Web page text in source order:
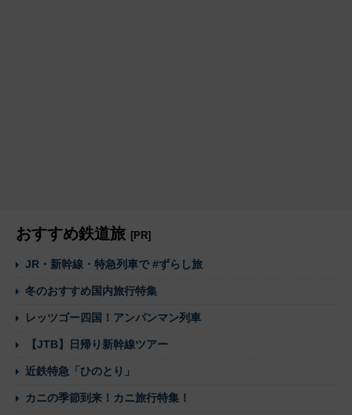
おすすめ鉄道旅 [PR]
JR・新幹線・特急列車で #ずらし旅
冬のおすすめ国内旅行特集
レッツゴー四国！アンパンマン列車
【JTB】日帰り新幹線ツアー
近鉄特急「ひのとり」
カニの季節到来！カニ旅行特集！